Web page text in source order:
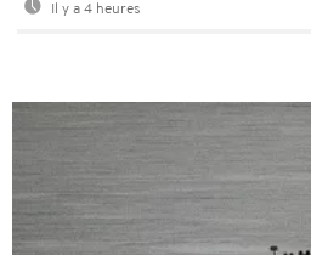
Il y a 4 heures